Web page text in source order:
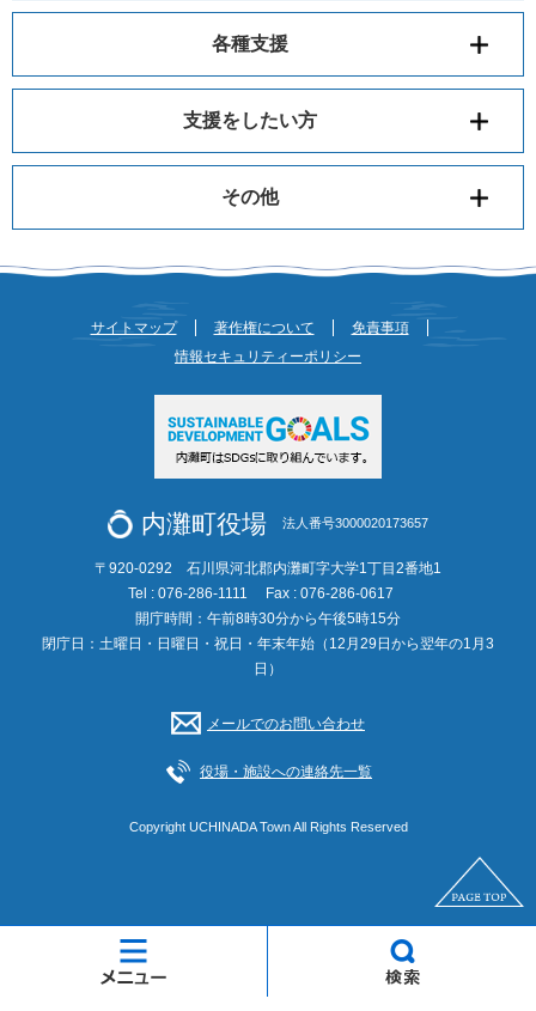
各種支援
支援をしたい方
その他
サイトマップ 著作権について
免責事項
情報セキュリティーポリシー
内灘町役場 法人番号3000020173657
〒920-0292 石川県河北郡内灘町字大学1丁目2番地1
Tel : 076-286-1111
Fax : 076-286-0617
開庁時間：午前8時30分から午後5時15分
閉庁日：土曜日・日曜日・祝日・年末年始（12月29日から翌年の1月3
日）
メールでのお問い合わせ
役場・施設への連絡先一覧
Copyright UCHINADA Town All Rights Reserved